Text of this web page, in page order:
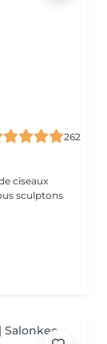
262
ciseaux
sculptons